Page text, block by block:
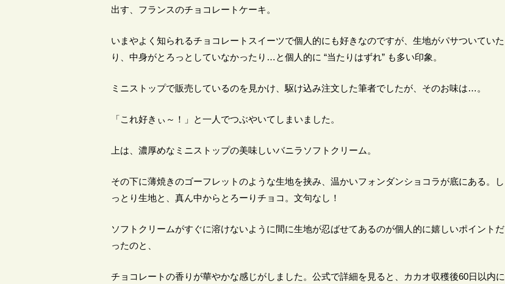
出す、フランスのチョコレートケーキ。
いまやよく知られるチョコレートスイーツで個人的にも好きなのですが、生地がパサついていた
り、中身がとろっとしていなかったり…と個人的に “当たりはずれ” も多い印象。
ミニストップで販売しているのを見かけ、駆け込み注文した筆者でしたが、そのお味は…。
「これ好きぃ～！」と一人でつぶやいてしまいました。
上は、濃厚めなミニストップの美味しいバニラソフトクリーム。
その下に薄焼きのゴーフレットのような生地を挟み、温かいフォンダンショコラが底にある。し
っとり生地と、真ん中からとろーりチョコ。文句なし！
ソフトクリームがすぐに溶けないように間に生地が忍ばせてあるのが個人的に嬉しいポイントだ
ったのと、
チョコレートの香りが華やかな感じがしました。公式で詳細を見ると、カカオ収穫後60日以内に